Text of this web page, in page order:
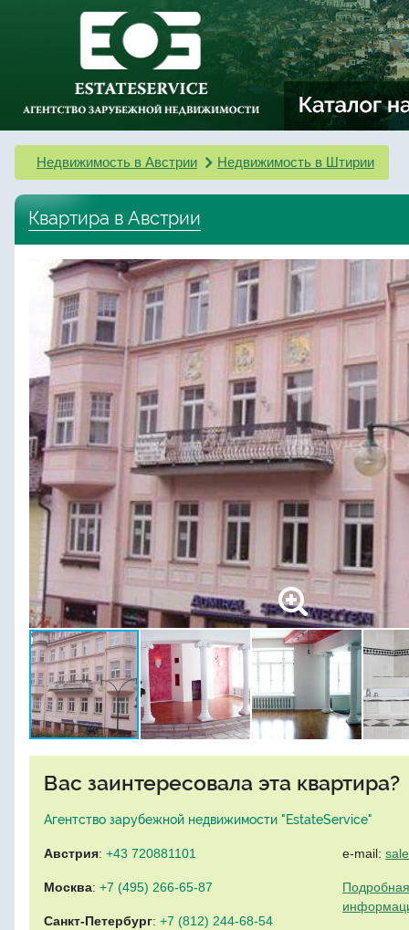
Недвижимость в Австрии Недвижимость в Штирии
Квартира в Австрии
Вас заинтересовала эта квартира?
Агентство зарубежной недвижимости "EstateService"
Австрия: +43 720881101
Москва: +7 (495) 266-65-87
Санкт-Петербург: +7 (812) 244-68-54
e-mail: